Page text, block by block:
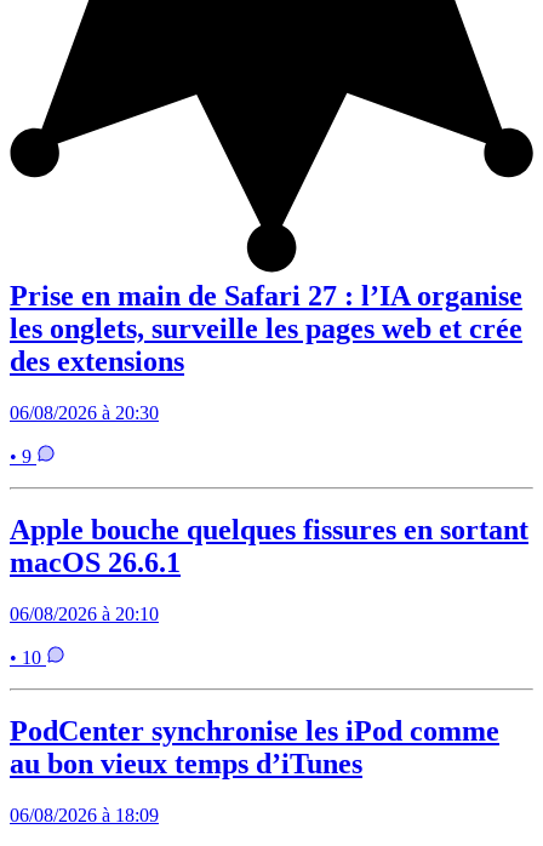
Prise en main de Safari 27 : l’IA organise
les onglets, surveille les pages web et crée
des extensions
06/08/2026 à 20:30
• 9
Apple bouche quelques fissures en sortant
macOS 26.6.1
06/08/2026 à 20:10
• 10
PodCenter synchronise les iPod comme
au bon vieux temps d’iTunes
06/08/2026 à 18:09